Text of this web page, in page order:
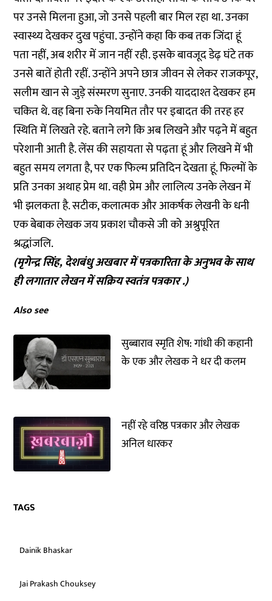
पर उनसे मिलना हुआ, जो उनसे पहली बार मिल रहा था. उनका
स्वास्थ्य देखकर दुख पहुंचा. उन्होंने कहा कि कब तक जिंदा हूं
पता नहीं, अब शरीर में जान नहीं रही. इसके बावजूद डेढ़ घंटे तक
उनसे बातें होती रहीं. उन्होंने अपने छात्र जीवन से लेकर राजकपूर,
सलीम खान से जुड़े संस्मरण सुनाए. उनकी याददाश्त देखकर हम
चकित थे. वह बिना रुके नियमित तौर पर इबादत की तरह हर
स्थिति में लिखते रहे. बताने लगे कि अब लिखने और पढ़ने में बहुत
परेशानी आती है. लेंस की सहायता से पढ़ता हूं और लिखने में भी
बहुत समय लगता है, पर एक फिल्म प्रतिदिन देखता हूं. फिल्मों के
प्रति उनका अथाह प्रेम था. वही प्रेम और लालित्य उनके लेखन में
भी झलकता है. सटीक, कलात्मक और आकर्षक लेखनी के धनी
एक बेबाक लेखक जय प्रकाश चौकसे जी को अश्रुपूरित
श्रद्धांजलि.
(मृगेन्द्र सिंह, देशबंधु अखबार में पत्रकारिता के अनुभव के साथ
ही लगातार लेखन में सक्रिय स्वतंत्र पत्रकार .)
Also see
सुब्बाराव स्मृति शेष: गांधी की कहानी
के एक और लेखक ने धर दी कलम
नहीं रहे वरिष्ठ पत्रकार और लेखक
अनिल धारकर
TAGS
Dainik Bhaskar
Jai Prakash Chouksey